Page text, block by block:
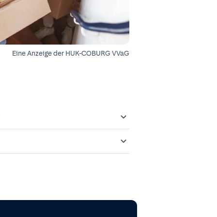
Eine Anzeige der HUK-COBURG VVaG